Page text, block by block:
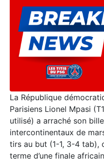
La République
Parisiens Lionel Mpasi
utilisé) a arraché son
intercontinentaux de
tirs au but (1-1, 3-4 tab),
terme d’une finale